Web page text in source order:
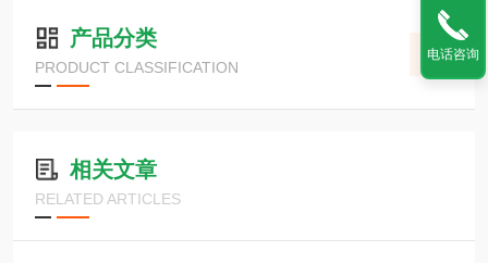
产品分类
PRODUCT CLASSIFICATION
相关文章
RELATED ARTICLES
电话咨询